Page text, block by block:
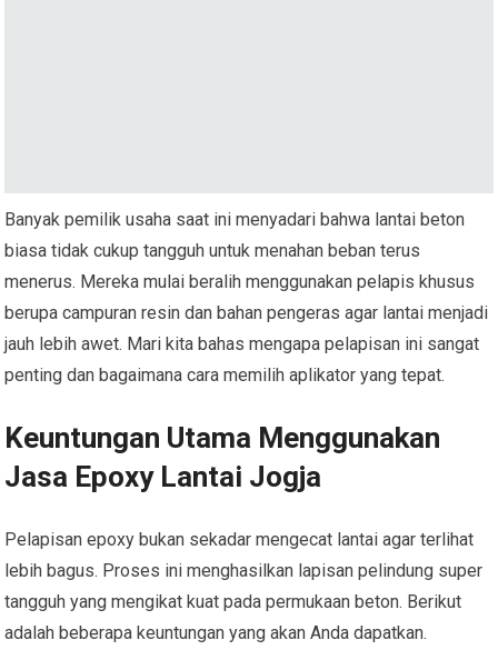
Banyak pemilik usaha saat ini menyadari bahwa lantai beton
biasa tidak cukup tangguh untuk menahan beban terus
menerus. Mereka mulai beralih menggunakan pelapis khusus
berupa campuran resin dan bahan pengeras agar lantai menjadi
jauh lebih awet. Mari kita bahas mengapa pelapisan ini sangat
penting dan bagaimana cara memilih aplikator yang tepat.
Keuntungan Utama Menggunakan
Jasa Epoxy Lantai Jogja
Pelapisan epoxy bukan sekadar mengecat lantai agar terlihat
lebih bagus. Proses ini menghasilkan lapisan pelindung super
tangguh yang mengikat kuat pada permukaan beton. Berikut
adalah beberapa keuntungan yang akan Anda dapatkan.